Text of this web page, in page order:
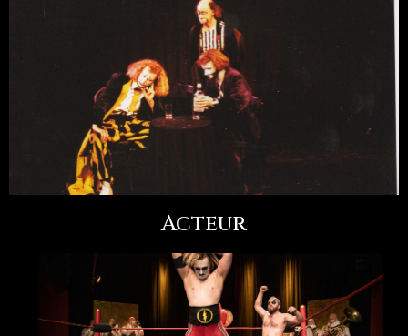
Acteur